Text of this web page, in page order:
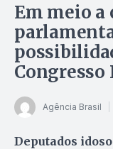
Em meio a
Congresso
Agência Brasil
Deputados